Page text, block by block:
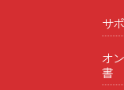
サ
オ
書